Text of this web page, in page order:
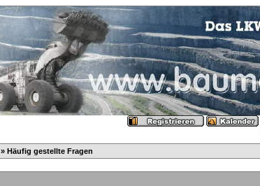
» Häufig gestellte Fragen